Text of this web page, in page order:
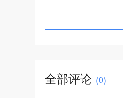
全部评论 (0)